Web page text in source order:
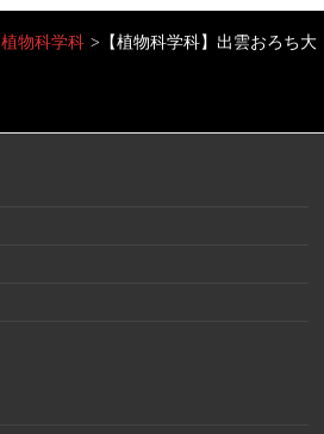
植物科学科 > 【植物科学科】出雲おろち大